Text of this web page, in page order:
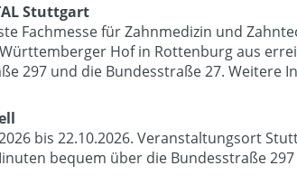
Stuttgart
Fachmesse für Zahnmedizin und
Hof in Rottenburg aus
297 und die Bundesstraße 27. Weitere
bis 22.10.2026. Veranstaltungsort
bequem über die Bundesstraße